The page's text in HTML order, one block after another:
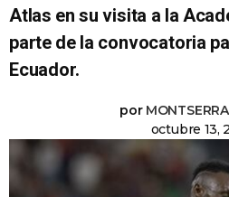
Atlas en su visita a la
parte de la convocatoria
Ecuador.
por
octubre 13,